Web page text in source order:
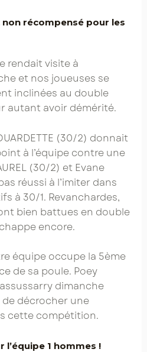
récompensé pour les
rendait visite à
et nos joueuses se
inclinées au double
autant avoir démérité.
(30/2) donnait
à l’équipe contre une
(30/2) et Evane
réussi à l’imiter dans
à 30/1. Revanchardes,
bien battues en double
encore.
équipe occupe la 5ème
de sa poule. Poey
dimanche
décrocher une
cette compétition.
l’équipe 1 hommes !